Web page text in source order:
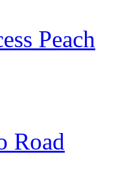
Peach
Road